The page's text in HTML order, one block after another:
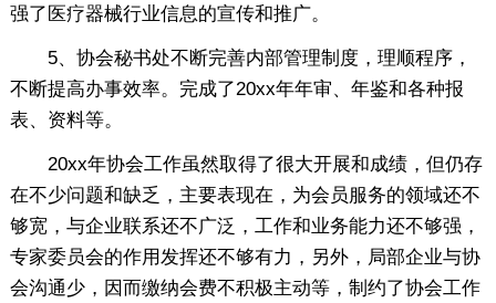
强了医疗器械行业信息的宣传和推广。
5、协会秘书处不断完善内部管理制度，理顺程序，
不断提高办事效率。完成了20xx年年审、年鉴和各种报
表、资料等。
20xx年协会工作虽然取得了很大开展和成绩，但仍存
在不少问题和缺乏，主要表现在，为会员服务的领域还不
够宽，与企业联系还不广泛，工作和业务能力还不够强，
专家委员会的作用发挥还不够有力，另外，局部企业与协
会沟通少，因而缴纳会费不积极主动等，制约了协会工作